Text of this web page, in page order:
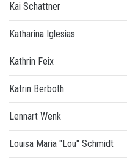
Kai Schattner
Katharina Iglesias
Kathrin Feix
Katrin Berboth
Lennart Wenk
Louisa Maria "Lou" Schmidt